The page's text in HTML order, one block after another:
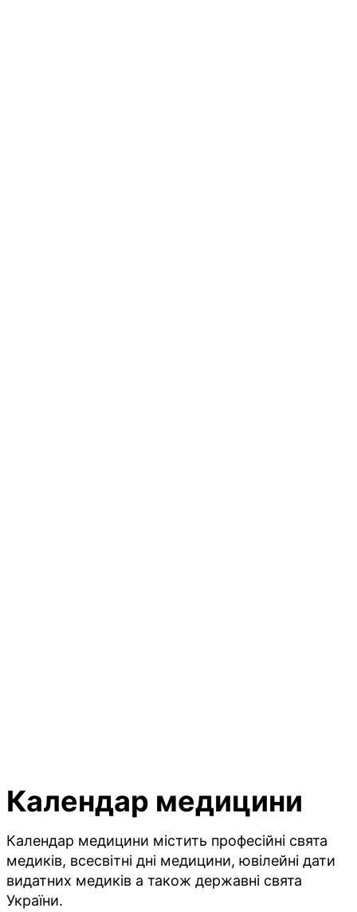
Календар медицини
Календар медицини містить професійні свята
медиків, всесвітні дні медицини, ювілейні дати
видатних медиків а також державні свята
України.